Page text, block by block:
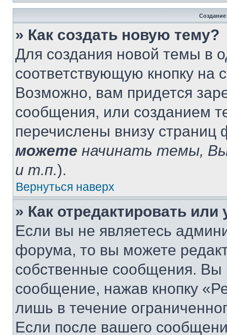
» Как создать новую тему?
Для создания новой темы в
соответствующую кнопку
Возможно, вам придется
сообщения, или созданием
перечислены внизу
можете начинать темы,
и т.п.).
Вернуться наверх
» Как отредактировать
Если вы не являетесь
форума, то вы можете
собственные сообщения. Вы
сообщение, нажав кнопку
лишь в течение
Если после вашего